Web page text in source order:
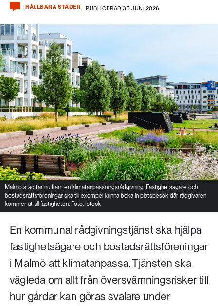
HÅLLBARA STÄDER PUBLICERAD 30 JUNI 2026
Malmö stad tar nu fram en klimatanpassningsrådgivning. Fastighetsägare och
bostadsrättsföreningar ska till exempel kunna boka in platsbesök där rådgivaren
kommer ut till fastigheten. Foto: Istock
En kommunal rådgivningstjänst ska hjälpa
fastighetsägare och bostadsrättsföreningar
i Malmö att klimatanpassa. Tjänsten ska
vägleda om allt från översvämningsrisker till
hur gårdar kan göras svalare under